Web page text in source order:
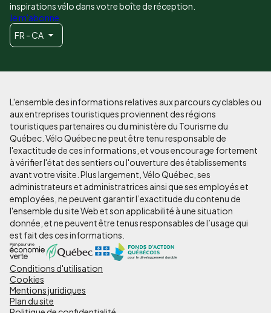
inspirations vélo dans votre boîte de réception.
Je m'abonne
FR - CA
L'ensemble des informations relatives aux parcours cyclables ou
aux entreprises touristiques proviennent des régions
touristiques partenaires ou du ministère du Tourisme du
Québec. Vélo Québec ne peut être tenu responsable de
l'exactitude de ces informations, et vous encourage fortement
à vérifier l'état des sentiers ou l'ouverture des établissements
avant votre visite. Plus largement, Vélo Québec, ses
administrateurs et administratrices ainsi que ses employés et
employées, ne peuvent garantir l’exactitude du contenu de
l'ensemble du site Web et son applicabilité à une situation
donnée, et ne peuvent être tenus responsables de l’usage qui
est fait des ces informations.
Pied
de
Conditions d'utilisation
Cookies
Mentions juridiques
Plan du site